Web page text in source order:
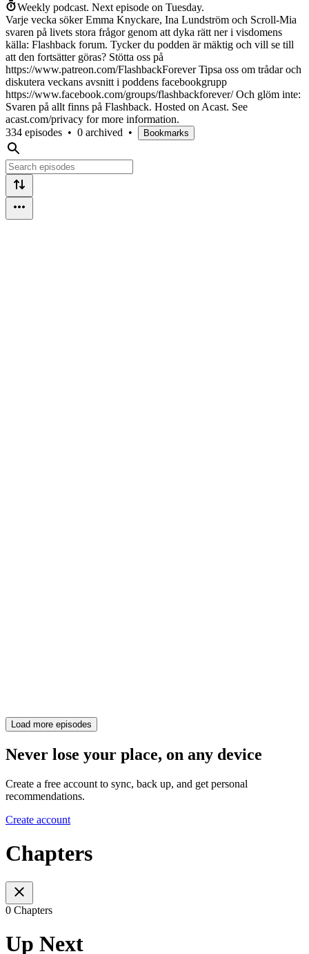
Weekly podcast. Next episode on Tuesday.
Varje vecka söker Emma Knyckare, Ina Lundström och Scroll-Mia
svaren på livets stora frågor genom att dyka rätt ner i visdomens
källa: Flashback forum. Tycker du podden är mäktig och vill se till
att den fortsätter göras? Stötta oss på
https://www.patreon.com/FlashbackForever Tipsa oss om trådar och
diskutera veckans avsnitt i poddens facebookgrupp
https://www.facebook.com/groups/flashbackforever/ Och glöm inte:
Svaren på allt finns på Flashback. Hosted on Acast. See
acast.com/privacy for more information.
334 episodes • 0 archived • Bookmarks
Load more episodes
Never lose your place, on any device
Create a free account to sync, back up, and get personal
recommendations.
Create account
Chapters
0 Chapters
Up Next